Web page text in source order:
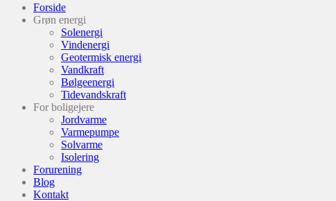
Forside
Grøn energi
Solenergi
Vindenergi
Geotermisk energi
Vandkraft
Bølgeenergi
Tidevandskraft
For boligejere
Jordvarme
Varmepumpe
Solvarme
Isolering
Forurening
Blog
Kontakt